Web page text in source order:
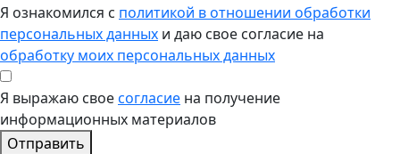
Я ознакомился с политикой в отношении обработки
персональных данных и даю свое согласие на
обработку моих персональных данных
Я выражаю своесогласие на получение
информационных материалов
Отправить